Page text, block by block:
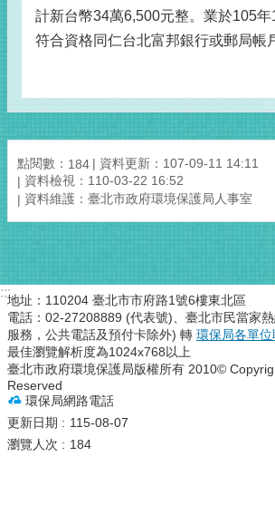
計新台幣34萬6,500元整。業於105
符合資格同仁台北富邦銀行或郵局帳
點閱數： 184
資料更新：107-09-11 14:11
資料檢視：110-03-22 16:52
資料維護：臺北市政府環境保護局人事室
:::地址：110204 臺北市市府路1號6樓東北區
電話：02-27208889 (代表號)、臺北市民當家
服務，公共電話及預付卡除外) 轉 環保局各單
最佳瀏覽解析度為1024x768以上
臺北市政府環境保護局版權所有 2010©
Reserved
環保局網路電話
更新日期
115-08-07
瀏覽人次
184